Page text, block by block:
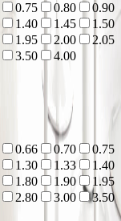
0.75 0.80
0.90
1.40 1.45
1.50
1.95 2.00
2.05
3.50 4.00
0.66 0.70
0.75
1.30 1.33
1.40
1.80 1.90
1.95
2.80 3.00
3.50